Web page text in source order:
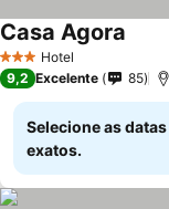
3 EstrelasHotel
Casa Agora
9,2 Excelente 85
Selecione as
exatos.